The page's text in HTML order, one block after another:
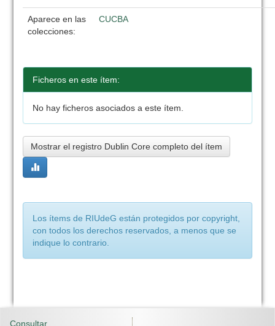
Aparece en las
colecciones:
CUCBA
Ficheros en este ítem:
No hay ficheros asociados a este ítem.
Mostrar el registro Dublin Core completo del ítem
Los ítems de RIUdeG están protegidos por copyright,
con todos los derechos reservados, a menos que se
indique lo contrario.
Consultar